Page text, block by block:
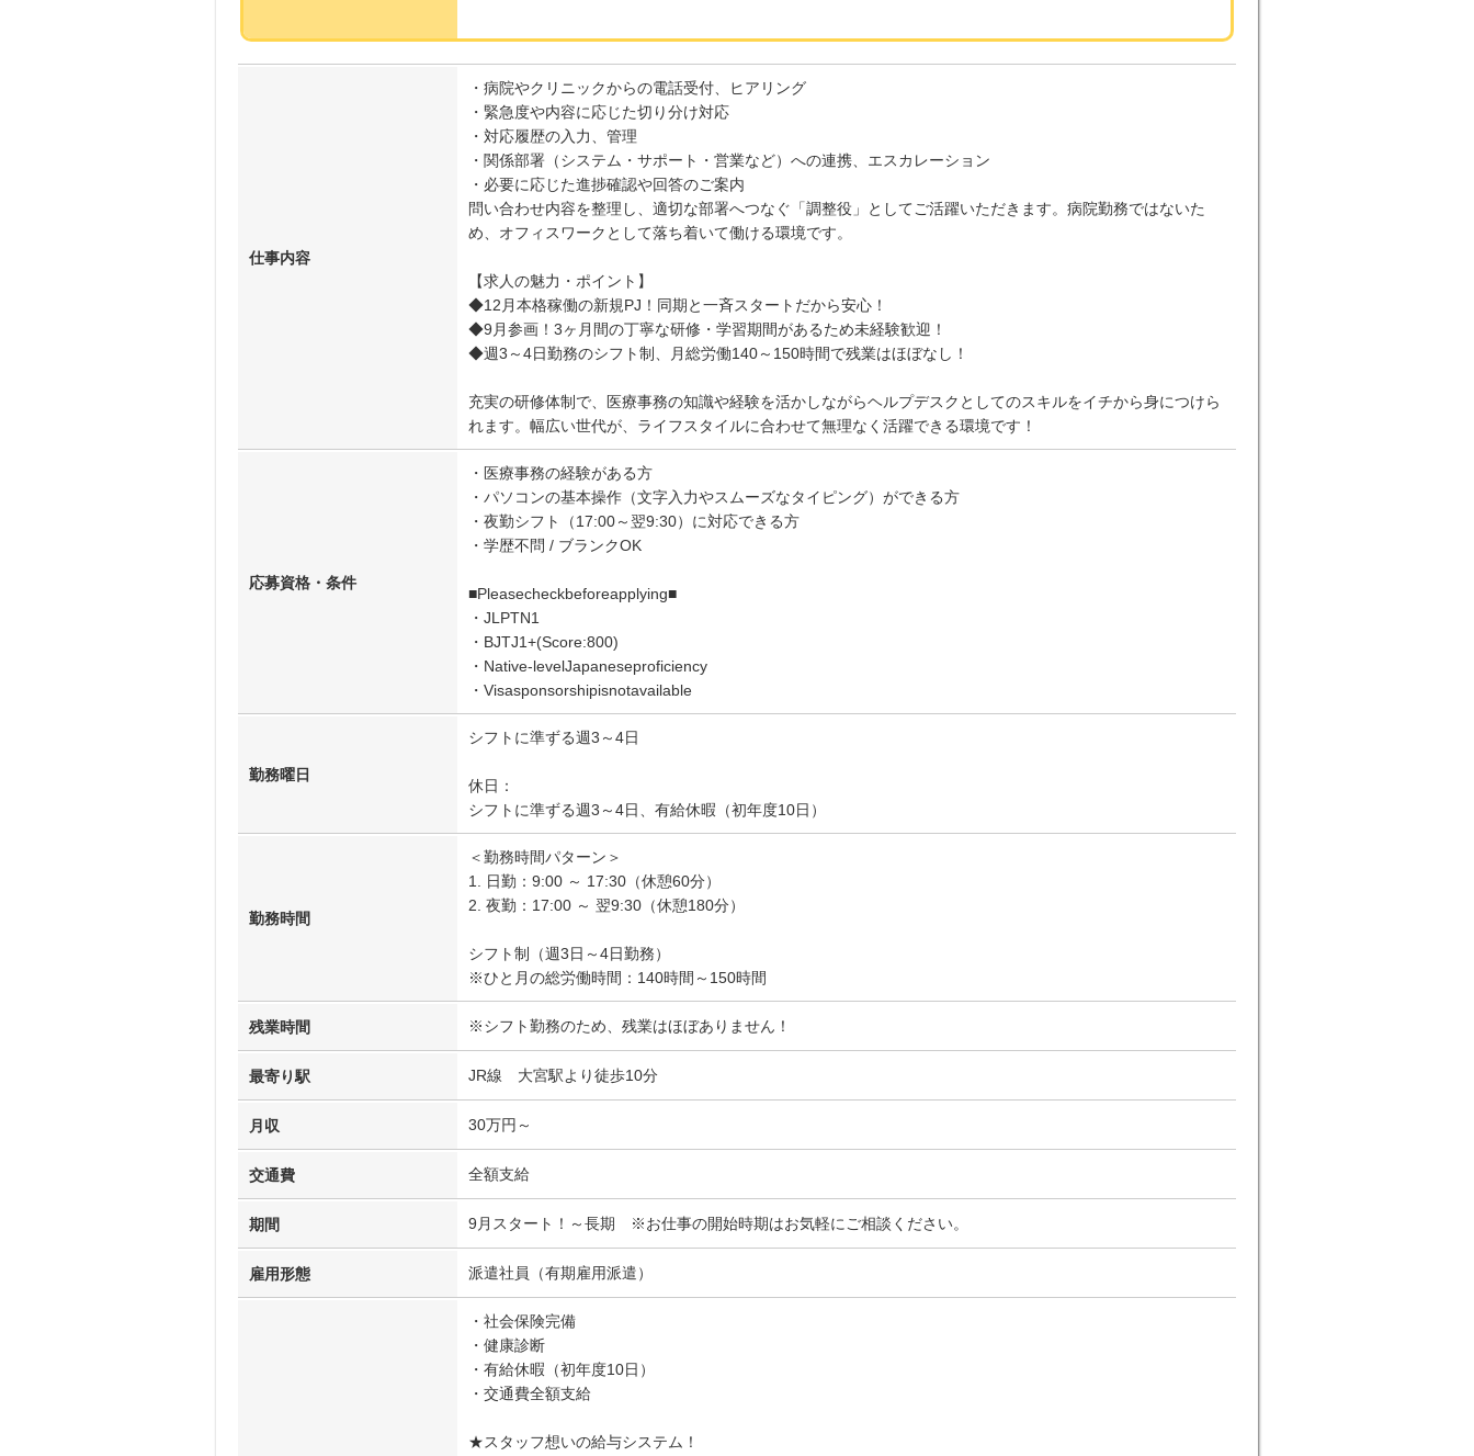
仕事内容
・病院やクリニックからの電話受付、ヒアリング
・緊急度や内容に応じた切り分け対応
・対応履歴の入力、管理
・関係部署（システム・サポート・営業など）への連携、エスカレーション
・必要に応じた進捗確認や回答のご案内
問い合わせ内容を整理し、適切な部署へつなぐ「調整役」としてご活躍いただきます。病院勤務ではないた
め、オフィスワークとして落ち着いて働ける環境です。
【求人の魅力・ポイント】
◆12月本格稼働の新規PJ！同期と一斉スタートだから安心！
◆9月参画！3ヶ月間の丁寧な研修・学習期間があるため未経験歓迎！
◆週3～4日勤務のシフト制、月総労働140～150時間で残業はほぼなし！
充実の研修体制で、医療事務の知識や経験を活かしながらヘルプデスクとしてのスキルをイチから身につけら
れます。幅広い世代が、ライフスタイルに合わせて無理なく活躍できる環境です！
応募資格・条件
・医療事務の経験がある方
・パソコンの基本操作（文字入力やスムーズなタイピング）ができる方
・夜勤シフト（17:00～翌9:30）に対応できる方
・学歴不問 / ブランクOK
■Pleasecheckbeforeapplying■
・JLPTN1
・BJTJ1+(Score:800)
・Native-levelJapaneseproficiency
・Visasponsorshipisnotavailable
勤務曜日
シフトに準ずる週3～4日
休日：
シフトに準ずる週3～4日、有給休暇（初年度10日）
勤務時間
＜勤務時間パターン＞
1. 日勤：9:00 ～ 17:30（休憩60分）
2. 夜勤：17:00 ～ 翌9:30（休憩180分）
シフト制（週3日～4日勤務）
※ひと月の総労働時間：140時間～150時間
残業時間 ※シフト勤務のため、残業はほぼありません！
最寄り駅 JR線 大宮駅より徒歩10分
月収 30万円～
交通費 全額支給
期間 9月スタート！～長期 ※お仕事の開始時期はお気軽にご相談ください。
雇用形態 派遣社員（有期雇用派遣）
・社会保険完備
・健康診断
・有給休暇（初年度10日）
・交通費全額支給
★スタッフ想いの給与システム！